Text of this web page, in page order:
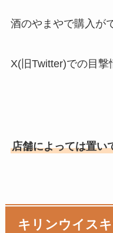
酒のやまやで購入が
X(旧Twitter)での目撃
店舗によっては置い
キリンウイス